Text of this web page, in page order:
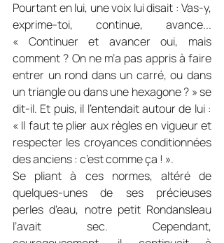
Pourtant en lui, une voix lui disait : Vas-y,
exprime-toi, continue, avance...
« Continuer et avancer oui, mais
comment ? On ne m’a pas appris à faire
entrer un rond dans un carré, ou dans
un triangle ou dans une hexagone ? » se
dit-il. Et puis, il l’entendait autour de lui :
« Il faut te plier aux règles en vigueur et
respecter les croyances conditionnées
des anciens : c’est comme ça ! ».
Se pliant à ces normes, altéré de
quelques-unes de ses précieuses
perles d'eau, notre petit Rondansleau
l’avait sec. Cependant,